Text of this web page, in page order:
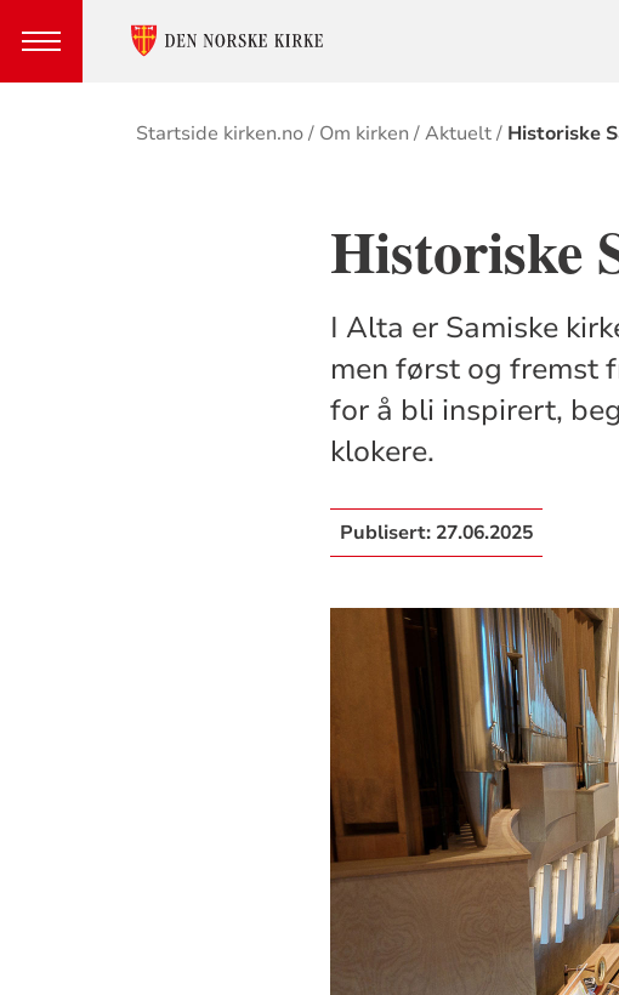
Brødsmulesti
Startside kirken.no Om kirken Aktuelt Historiske
Historiske
I Alta er Samiske
men først og fremst
for å bli inspirert,
klokere.
Publisert: 27.06.2025